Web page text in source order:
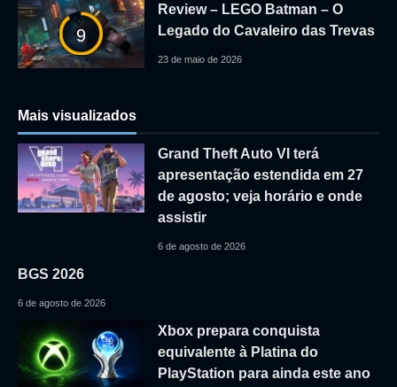
9
Review – LEGO Batman – O
Legado do Cavaleiro das Trevas
23 de maio de 2026
Mais visualizados
Grand Theft Auto VI terá
apresentação estendida em 27
de agosto; veja horário e onde
assistir
6 de agosto de 2026
BGS 2026
6 de agosto de 2026
Xbox prepara conquista
equivalente à Platina do
PlayStation para ainda este ano